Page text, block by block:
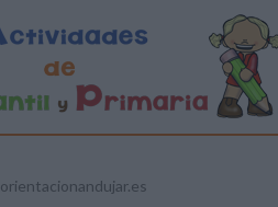
orientacionandujar.es